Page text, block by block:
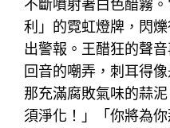
不斷噴射著白色醋霧
利」的霓虹燈牌，閃
出警報。王醋狂的聲
回音的嘲弄，刺耳得
那充滿腐敗氣味的蒜
須淨化！」「你將為